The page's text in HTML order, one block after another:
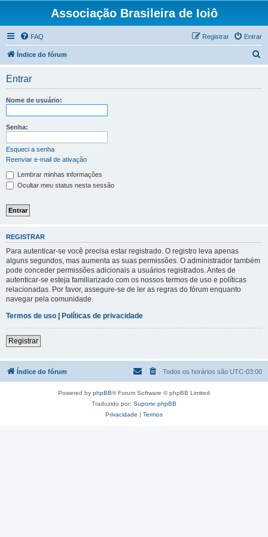
Associação Brasileira de Ioiô
FAQ Entrar
Registrar
Índice do fórum
Entrar
Nome de usuário:
Senha:
Esqueci a senha
Reenviar e-mail de ativação
Lembrar minhas informações
Ocultar meu status nesta sessão
REGISTRAR
Para autenticar-se você precisa estar registrado. O registro leva apenas
alguns segundos, mas aumenta as suas permissões. O administrador também
pode conceder permissões adicionais a usuários registrados. Antes de
autenticar-se esteja familiarizado com os nossos termos de uso e políticas
relacionadas. Por favor, assegure-se de ler as regras do fórum enquanto
navegar pela comunidade.
Termos de uso | Políticas de privacidade
Registrar
Índice do fórum Todos os horários são UTC-03:00
Powered by phpBB® Forum Software © phpBB Limited
Traduzido por: Suporte phpBB
Privacidade | Termos